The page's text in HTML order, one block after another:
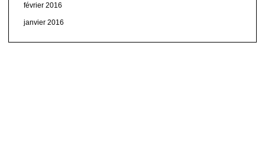
février 2016
janvier 2016